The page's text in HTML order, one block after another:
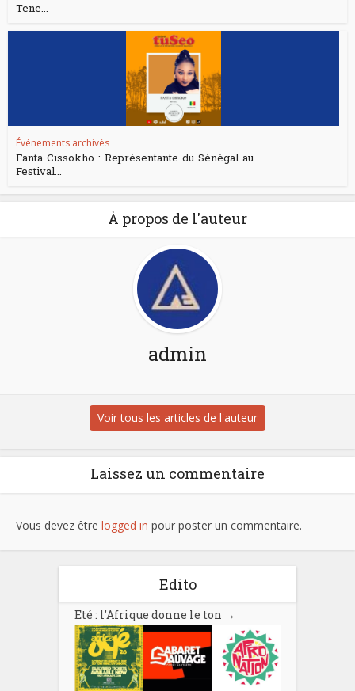
Tene...
Événements archivés
Fanta Cissokho : Représentante du Sénégal au
Festival...
À propos de l'auteur
admin
Voir tous les articles de l'auteur
Laissez un commentaire
Vous devez être logged in pour poster un commentaire.
Edito
Eté : l’Afrique donne le ton →